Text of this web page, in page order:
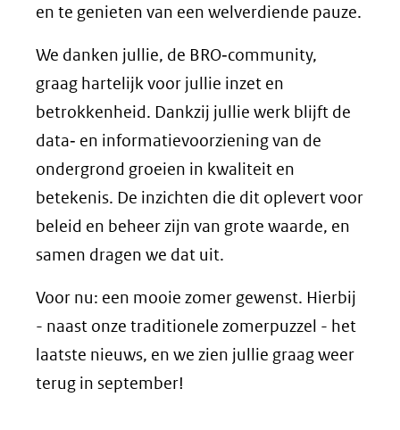
en te genieten van een welverdiende pauze.
We danken jullie, de BRO‑community,
graag hartelijk voor jullie inzet en
betrokkenheid. Dankzij jullie werk blijft de
data‑ en informatievoorziening van de
ondergrond groeien in kwaliteit en
betekenis. De inzichten die dit oplevert voor
beleid en beheer zijn van grote waarde, en
samen dragen we dat uit.
Voor nu: een mooie zomer gewenst. Hierbij
- naast onze traditionele zomerpuzzel - het
laatste nieuws, en we zien jullie graag weer
terug in september!